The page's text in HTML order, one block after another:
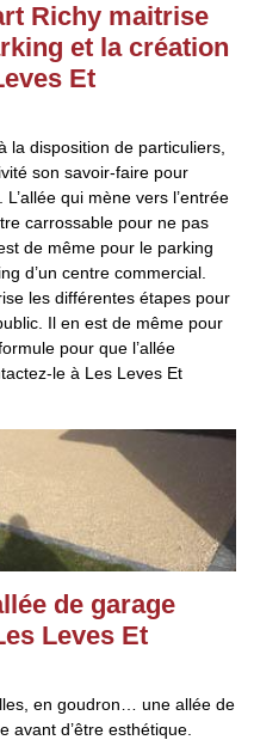
Richy maitrise
et la création
Et
la disposition de particuliers,
son savoir-faire pour
qui mène vers l’entrée
carrossable pour ne pas
de même pour le parking
d’un centre commercial.
les différentes étapes pour
Il en est de même pour
pour que l’allée
le à Les Leves Et
de garage
Leves Et
en goudron… une allée de
avant d’être esthétique.